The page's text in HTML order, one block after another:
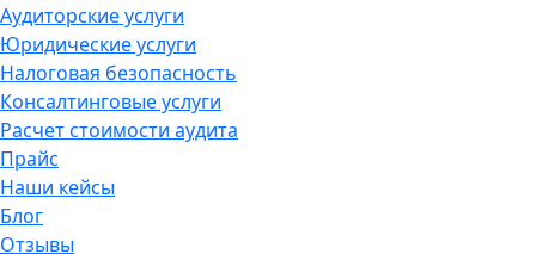
Аудиторские услуги
Юридические услуги
Налоговая безопасность
Консалтинговые услуги
Расчет стоимости аудита
Прайс
Наши кейсы
Блог
Отзывы